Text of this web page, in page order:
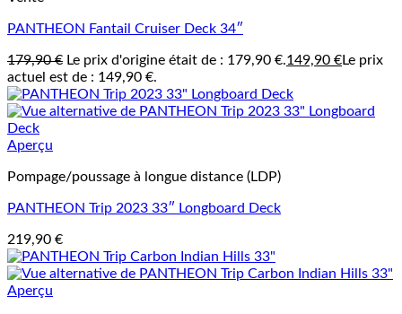
PANTHEON Fantail Cruiser Deck 34″
179,90€ Le prix d'origine était de : 179,90 €.149,90 €Le prix
actuel est de : 149,90 €.
Aperçu
Pompage/poussage à longue distance (LDP)
PANTHEON Trip 2023 33″ Longboard Deck
219,90 €
Aperçu